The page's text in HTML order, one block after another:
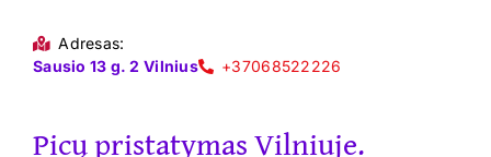
Adresas:
Sausio 13 g. 2 Vilnius
+37068522226
Picų pristatymas Vilniuje.